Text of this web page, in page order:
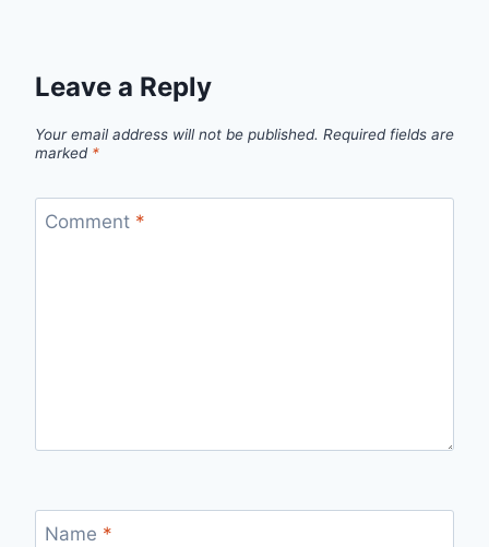
Leave a Reply
Your email address will not be published. Required fields are
marked *
Comment *
Name *